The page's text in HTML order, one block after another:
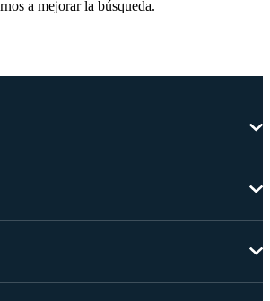
a mejorar la búsqueda.